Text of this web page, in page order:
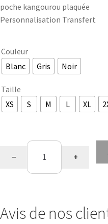
poche kangourou plaquée
Personnalisation Transfert
Couleur
Blanc
Gris Noir
Taille
XS
S M L XL
quantité
− +
Avis de nos